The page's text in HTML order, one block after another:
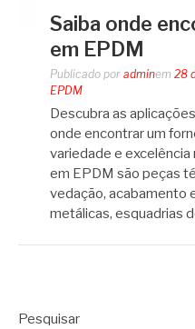
Saiba onde
em EPDM
Publicado por adminem 28
EPDM
Descubra as
onde encontrar um
variedade e
em EPDM são peças
vedação, acabamento
metálicas, esquadrias
Pesquisar